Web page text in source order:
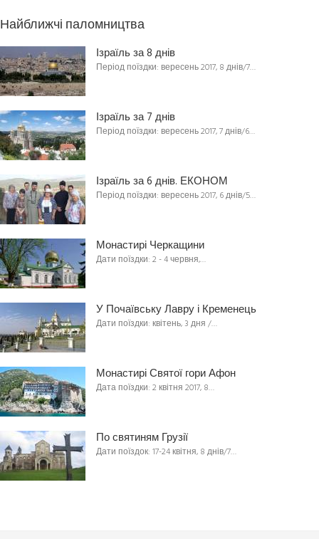
Найближчі паломництва
Ізраїль за 8 днів
Період поїздки: вересень 2017, 8 днів/7…
Ізраїль за 7 днів
Період поїздки: вересень 2017, 7 днів/6…
Ізраїль за 6 днів. ЕКОНОМ
Період поїздки: вересень 2017, 6 днів/5…
Монастирі Черкащини
Дати поїздки: 2 - 4 червня,…
У Почаївську Лавру і Кременець
Дати поїздки: квітень, 3 дня /…
Монастирі Святої гори Афон
Дата поїздки: 2 квітня 2017, 8…
По святиням Грузії
Дати поїздок: 17-24 квітня, 8 днів/7…